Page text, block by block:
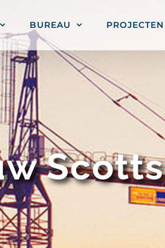
BUREAU PROJECTEN
Scotts